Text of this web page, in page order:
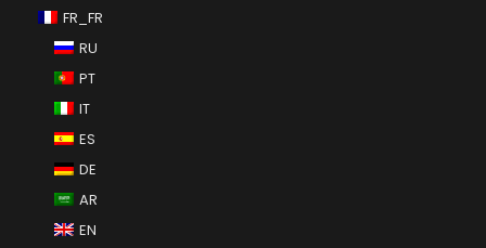
FR_FR
RU
PT
IT
ES
DE
AR
EN